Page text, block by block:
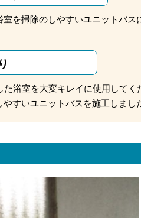
を掃除のしやすいユニットバス
浴室を大変キレイに使用してく
すいユニットバスを施工しまし